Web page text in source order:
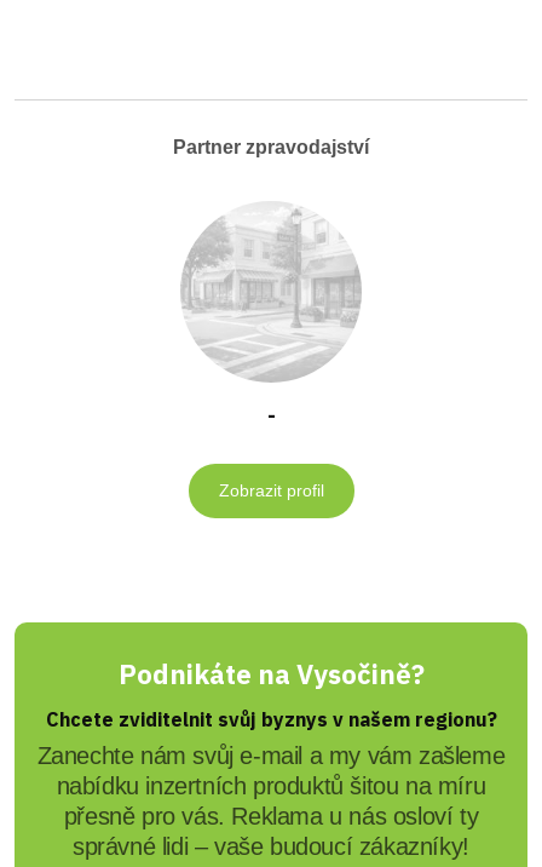
Partner zpravodajství
-
Zobrazit profil
Podnikáte na Vysočině?
Chcete zviditelnit svůj byznys v našem regionu?
Zanechte nám svůj e-mail a my vám zašleme
nabídku inzertních produktů šitou na míru
přesně pro vás. Reklama u nás osloví ty
správné lidi – vaše budoucí zákazníky!